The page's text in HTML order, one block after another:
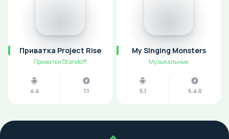
Приватка Project Rise
Приватки Standoff
4.4 1.1
My Singing Monsters
Музыкальные
5.1 5.4.0